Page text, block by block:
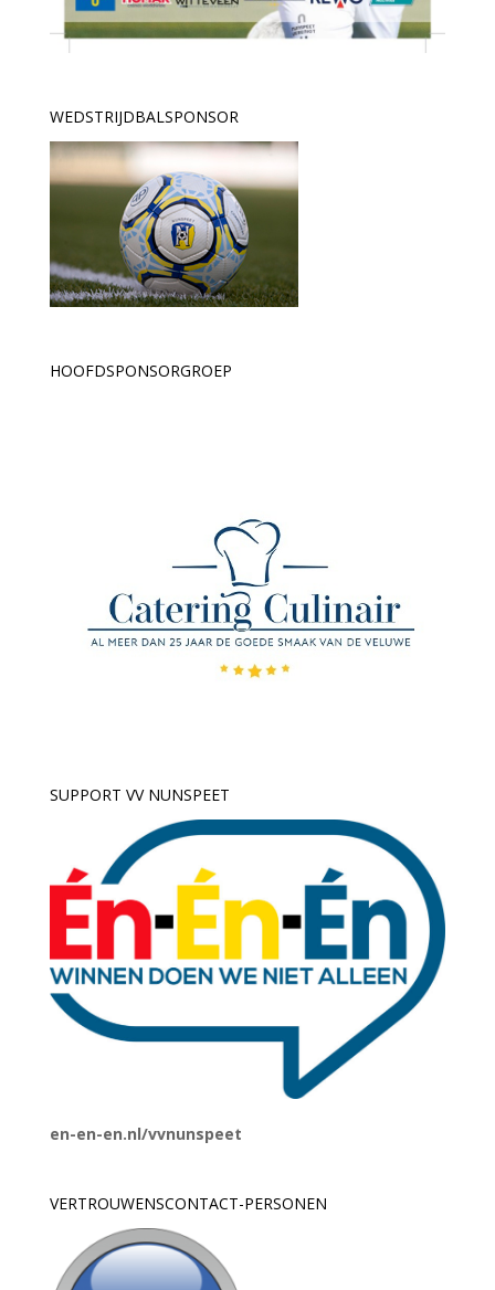
WEDSTRIJDBALSPONSOR
HOOFDSPONSORGROEP
SUPPORT VV NUNSPEET
en-en-en.nl/vvnunspeet
VERTROUWENSCONTACT-PERSONEN